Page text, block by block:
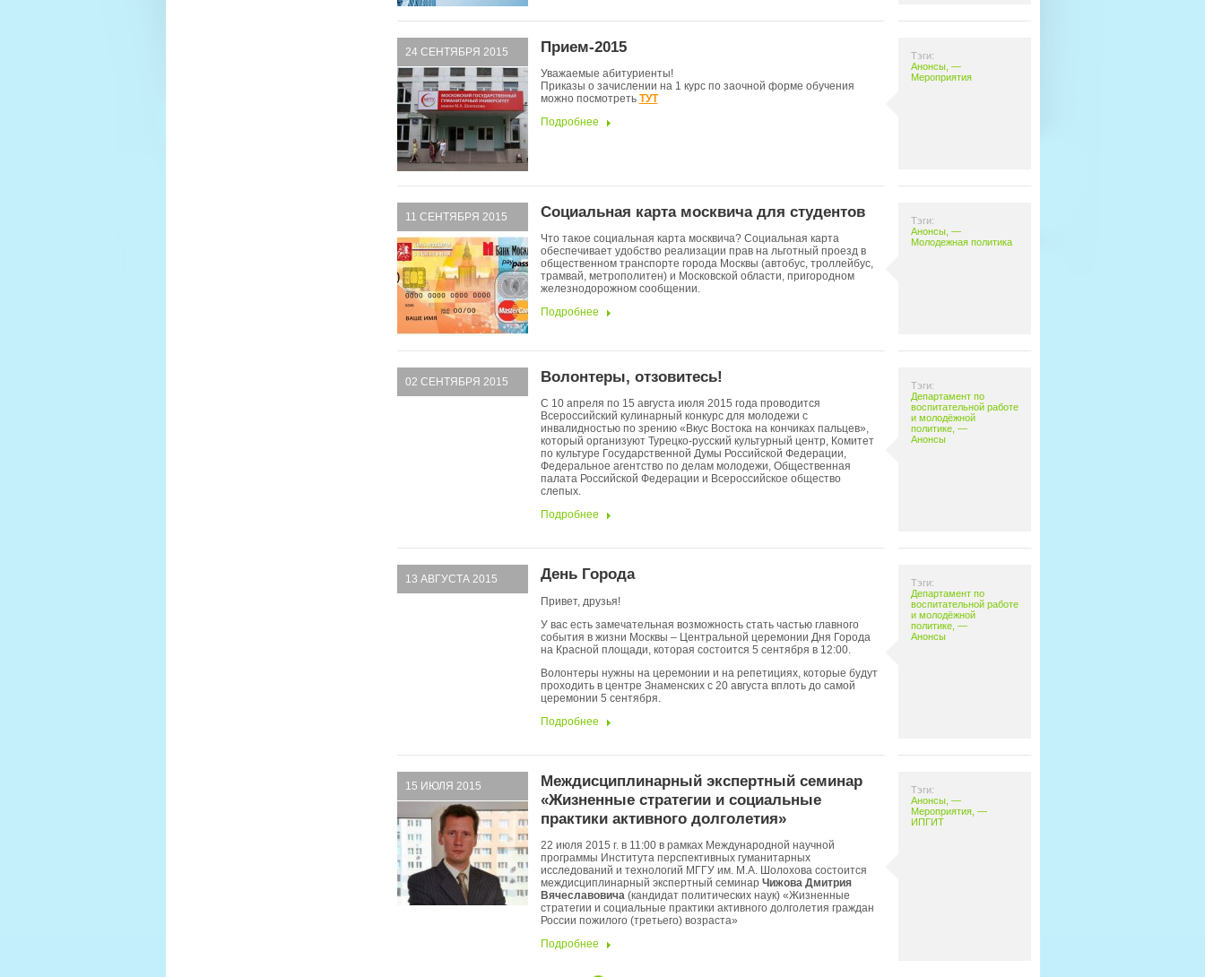
Тэги:
Анонсы, —
Мероприятия
24 СЕНТЯБРЯ 2015 Прием-2015
Уважаемые абитуриенты!
Приказы о зачислении на 1 курс по заочной форме обучения
можно посмотреть ТУТ
Подробнее
Тэги:
Анонсы, —
Молодежная политика
11 СЕНТЯБРЯ 2015 Социальная карта москвича для студентов
Что такое социальная карта москвича? Социальная карта
обеспечивает удобство реализации прав на льготный проезд в
общественном транспорте города Москвы (автобус, троллейбус,
трамвай, метрополитен) и Московской области, пригородном
железнодорожном сообщении.
Подробнее
Тэги:
Департамент по
воспитательной работе
и молодёжной
политике, —
Анонсы
02 СЕНТЯБРЯ 2015 Волонтеры, отзовитесь!
С 10 апреля по 15 августа июля 2015 года проводится
Всероссийский кулинарный конкурс для молодежи с
инвалидностью по зрению «Вкус Востока на кончиках пальцев»,
который организуют Турецко-русский культурный центр, Комитет
по культуре Государственной Думы Российской Федерации,
Федеральное агентство по делам молодежи, Общественная
палата Российской Федерации и Всероссийское общество
слепых.
Подробнее
Тэги:
Департамент по
воспитательной работе
и молодёжной
политике, —
Анонсы
13 АВГУСТА 2015 День Города
Привет, друзья!
У вас есть замечательная возможность стать частью главного
события в жизни Москвы – Центральной церемонии Дня Города
на Красной площади, которая состоится 5 сентября в 12:00.
Волонтеры нужны на церемонии и на репетициях, которые будут
проходить в центре Знаменских с 20 августа вплоть до самой
церемонии 5 сентября.
Подробнее
Тэги:
Анонсы, —
Мероприятия, —
ИПГИТ
15 ИЮЛЯ 2015
Междисциплинарный экспертный семинар
«Жизненные стратегии и социальные
практики активного долголетия»
22 июля 2015 г. в 11:00 в рамках Международной научной
программы Института перспективных гуманитарных
исследований и технологий МГГУ им. М.А. Шолохова состоится
междисциплинарный экспертный семинарЧижова Дмитрия
Вячеславовича (кандидат политических наук) «Жизненные
стратегии и социальные практики активного долголетия граждан
России пожилого (третьего) возраста»
Подробнее